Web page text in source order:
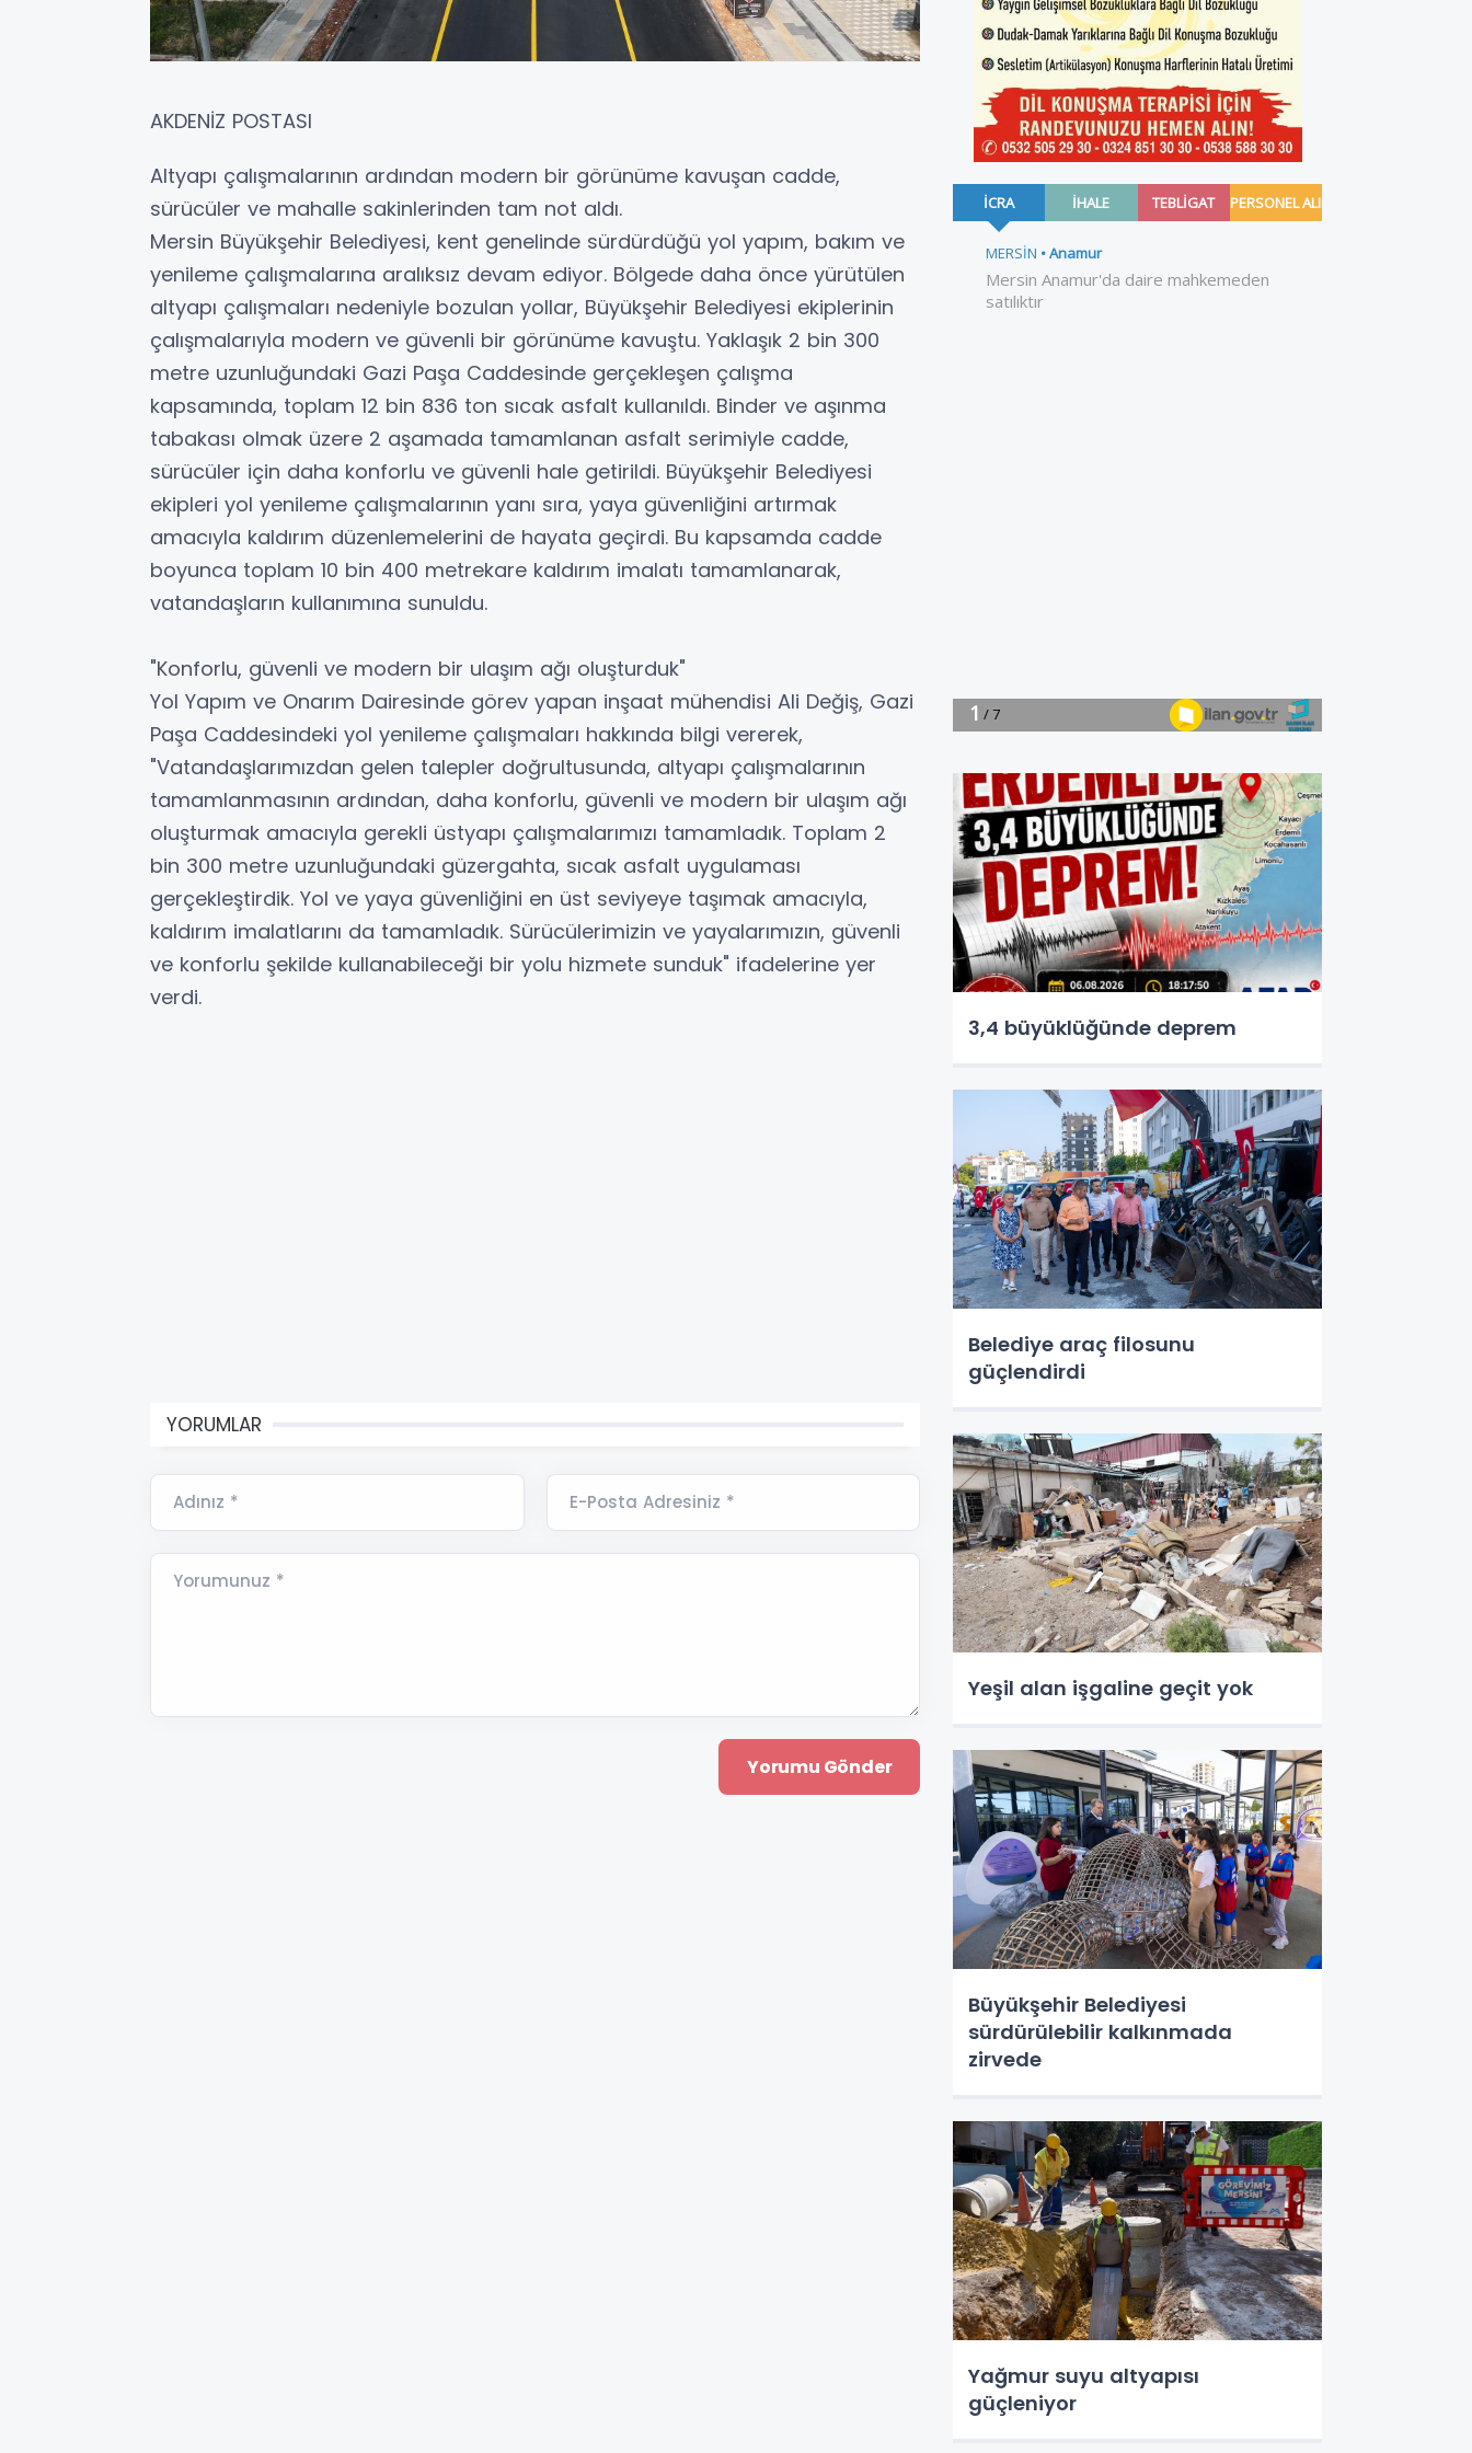
AKDENİZ POSTASI
Altyapı çalışmalarının ardından modern bir görünüme kavuşan cadde,
sürücüler ve mahalle sakinlerinden tam not aldı.
Mersin Büyükşehir Belediyesi, kent genelinde sürdürdüğü yol yapım, bakım ve
yenileme çalışmalarına aralıksız devam ediyor. Bölgede daha önce yürütülen
altyapı çalışmaları nedeniyle bozulan yollar, Büyükşehir Belediyesi ekiplerinin
çalışmalarıyla modern ve güvenli bir görünüme kavuştu. Yaklaşık 2 bin 300
metre uzunluğundaki Gazi Paşa Caddesinde gerçekleşen çalışma
kapsamında, toplam 12 bin 836 ton sıcak asfalt kullanıldı. Binder ve aşınma
tabakası olmak üzere 2 aşamada tamamlanan asfalt serimiyle cadde,
sürücüler için daha konforlu ve güvenli hale getirildi. Büyükşehir Belediyesi
ekipleri yol yenileme çalışmalarının yanı sıra, yaya güvenliğini artırmak
amacıyla kaldırım düzenlemelerini de hayata geçirdi. Bu kapsamda cadde
boyunca toplam 10 bin 400 metrekare kaldırım imalatı tamamlanarak,
vatandaşların kullanımına sunuldu.
"Konforlu, güvenli ve modern bir ulaşım ağı oluşturduk"
Yol Yapım ve Onarım Dairesinde görev yapan inşaat mühendisi Ali Değiş, Gazi
Paşa Caddesindeki yol yenileme çalışmaları hakkında bilgi vererek,
"Vatandaşlarımızdan gelen talepler doğrultusunda, altyapı çalışmalarının
tamamlanmasının ardından, daha konforlu, güvenli ve modern bir ulaşım ağı
oluşturmak amacıyla gerekli üstyapı çalışmalarımızı tamamladık. Toplam 2
bin 300 metre uzunluğundaki güzergahta, sıcak asfalt uygulaması
gerçekleştirdik. Yol ve yaya güvenliğini en üst seviyeye taşımak amacıyla,
kaldırım imalatlarını da tamamladık. Sürücülerimizin ve yayalarımızın, güvenli
ve konforlu şekilde kullanabileceği bir yolu hizmete sunduk" ifadelerine yer
verdi.
YORUMLAR
Adınız * E-Posta Adresiniz *
Yorumunuz *
3,4 büyüklüğünde deprem
Belediye araç filosunu
güçlendirdi
Yeşil alan işgaline geçit yok
Büyükşehir Belediyesi
sürdürülebilir kalkınmada
zirvede
Yağmur suyu altyapısı
güçleniyor